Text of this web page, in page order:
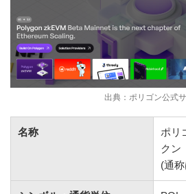
出典：ポリゴン公式
名称
ポリ
クン
(通